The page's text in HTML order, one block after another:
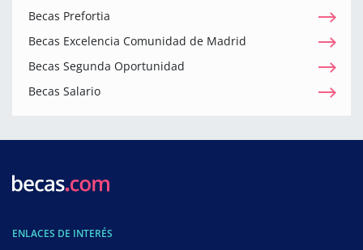
Becas Prefortia
Becas Excelencia Comunidad de Madrid
Becas Segunda Oportunidad
Becas Salario
ENLACES DE INTERÉS